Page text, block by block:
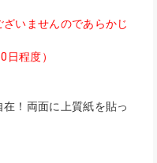
いませんのであらかじ
程度）
！両面に上質紙を貼っ